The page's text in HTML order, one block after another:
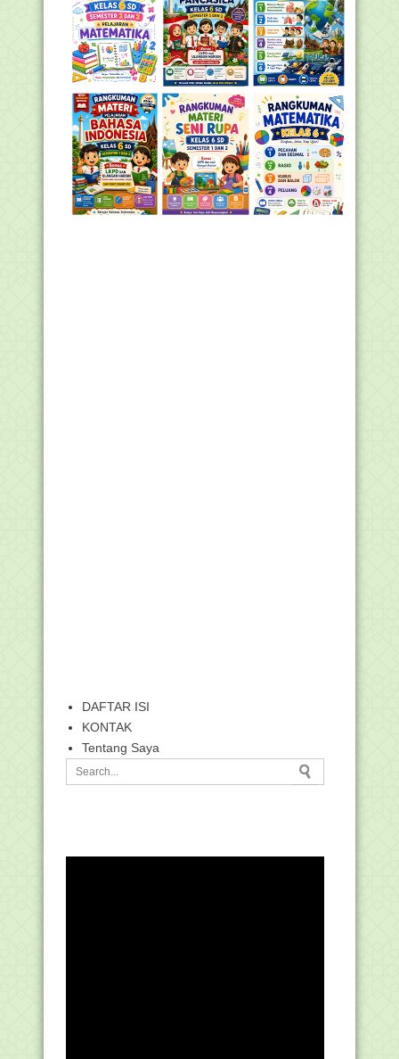
<script type='text/javascript'>
jQuery(document).ready(function($){
if($.cookie('popup_facebook_like') != 'yes'){
$('#fanback').delay(5000).fadeIn('medium');
$('#fanclose, #fan-exit').click(function(){
$('#fanback').stop().fadeOut('medium');
});
}
$.cookie('popup_facebook_like', 'yes', { path: '/',
});
DAFTAR ISI
KONTAK
Tentang Saya